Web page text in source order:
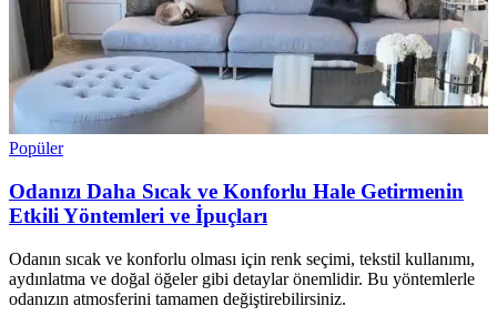
Popüler
Odanızı Daha Sıcak ve Konforlu Hale Getirmenin
Etkili Yöntemleri ve İpuçları
Odanın sıcak ve konforlu olması için renk seçimi, tekstil kullanımı,
aydınlatma ve doğal öğeler gibi detaylar önemlidir. Bu yöntemlerle
odanızın atmosferini tamamen değiştirebilirsiniz.